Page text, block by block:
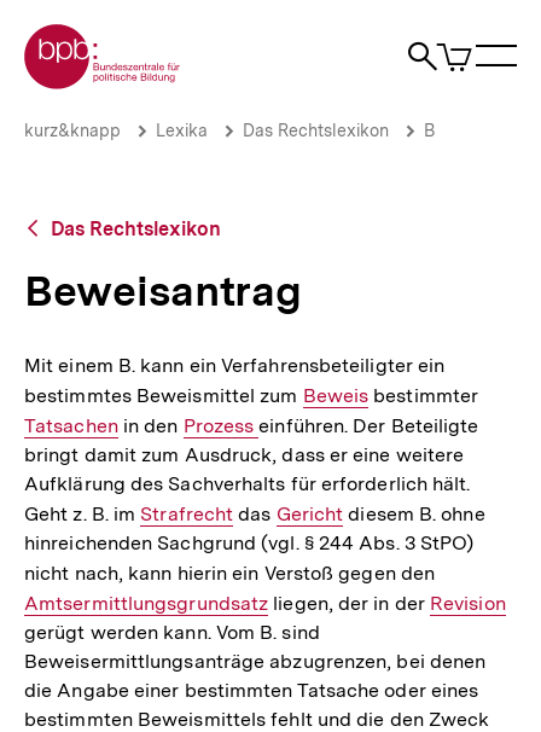
zum
Seiteninhalt
springen
Zur Startseite der bpb
Suche
Artikel
im
Beweisantrag
Brotkrümelnavigation
Pfadnavigation
kurz&knapp Lexika Das Rechtslexikon B
Zurück
Übersicht
Das Rechtslexikon
Beweisantrag
Mit einem B. kann ein Verfahrensbeteiligter ein
bestimmtes Beweismittel zum Interner
Link:
Beweis bestimmter
Tatsachenin den Interner
Link:
Prozesseinführen. Der Beteiligte
bringt damit zum Ausdruck, dass er eine weitere
Aufklärung des Sachverhalts für erforderlich hält.
Geht z. B. im Interner
Link:
Strafrecht das Interner
Link:
Gericht diesem B. ohne
hinreichenden Sachgrund (vgl. § 244 Abs. 3 StPO)
nicht nach, kann hierin ein Verstoß gegen den
Link:
Amtsermittlungsgrundsatz liegen, der in der Interner
Revision
gerügt werden kann. Vom B. sind
Beweisermittlungsanträge abzugrenzen, bei denen
die Angabe einer bestimmten Tatsache oder eines
bestimmten Beweismittels fehlt und die den Zweck